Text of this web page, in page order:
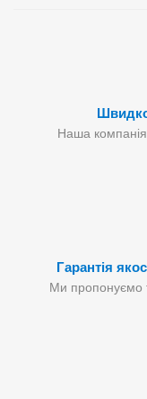
Наша компанія
Гарантія
Ми пропонуємо